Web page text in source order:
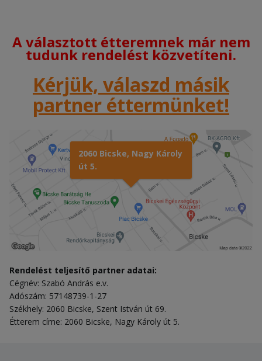
A választott étteremnek már nem
tudunk rendelést közvetíteni.
Kérjük, válaszd másik
partner éttermünket!
2060 Bicske, Nagy Károly
út 5.
Rendelést teljesítő partner adatai:
Cégnév: Szabó András e.v.
Adószám: 57148739-1-27
Székhely: 2060 Bicske, Szent István út 69.
Étterem címe: 2060 Bicske, Nagy Károly út 5.